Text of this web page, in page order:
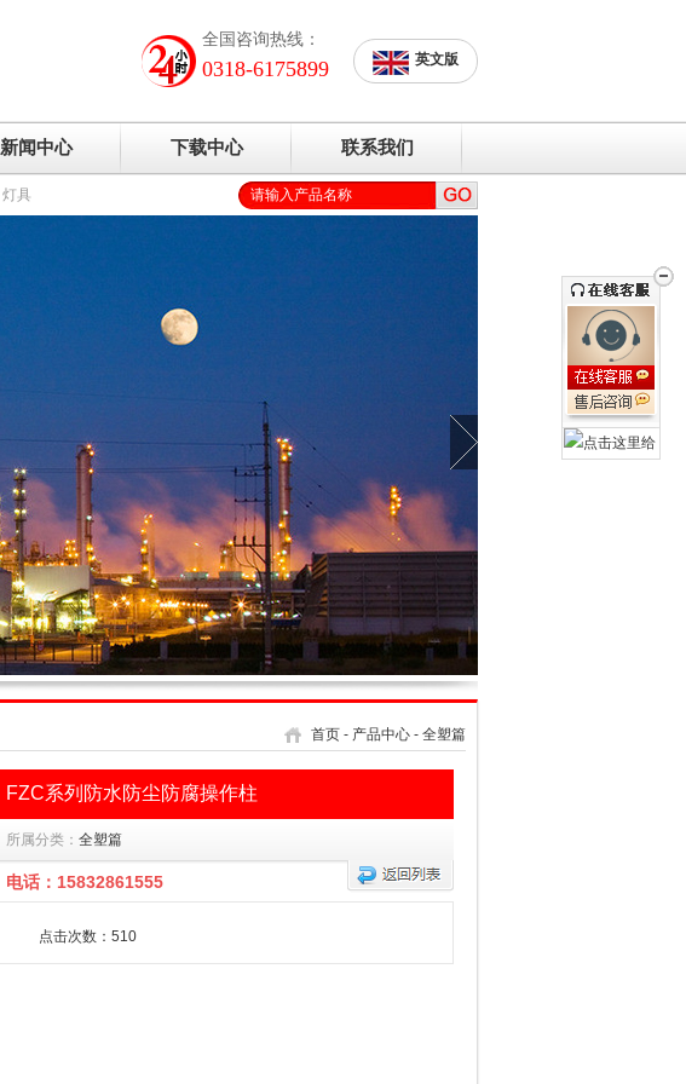
英文版
全国咨询热线：
0318-6175899
新闻中心 下载中心 联系我们
灯具
首页 - 产品中心 - 全塑篇
FZC系列防水防尘防腐操作柱
所属分类： 全塑篇
电话：15832861555
点击次数：510